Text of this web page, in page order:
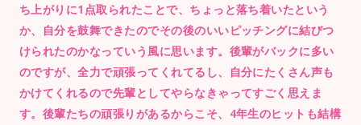
ち上がりに1点取られたことで、ちょっと落ち着いたという
か、自分を鼓舞できたのでその後のいいピッチングに結びつ
けられたのかなっていう風に思います。後輩がバックに多い
のですが、全力で頑張ってくれてるし、自分にたくさん声も
かけてくれるので先輩としてやらなきゃってすごく思えま
す。後輩たちの頑張りがあるからこそ、4年生のヒットも結構